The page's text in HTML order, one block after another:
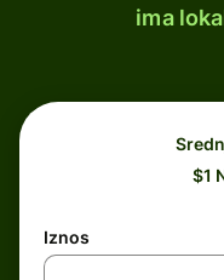
ima
$1
Iznos